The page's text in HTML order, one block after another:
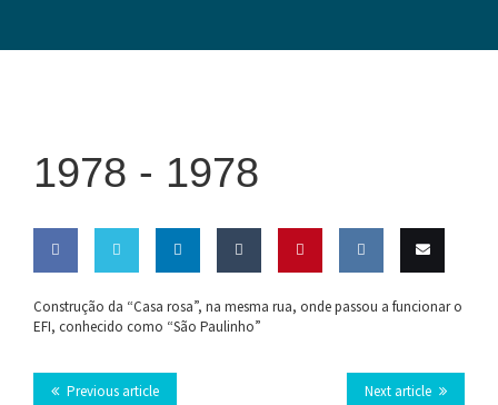
1978 - 1978
on on on on
Construção da “Casa rosa”, na mesma rua, onde passou a funcionar o
EFI, conhecido como “São Paulinho”
Next article
Previous article